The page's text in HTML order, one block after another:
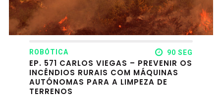
ROBÓTICA 90 SEG
EP. 571 CARLOS VIEGAS – PREVENIR OS
INCÊNDIOS RURAIS COM MÁQUINAS
AUTÓNOMAS PARA A LIMPEZA DE
TERRENOS